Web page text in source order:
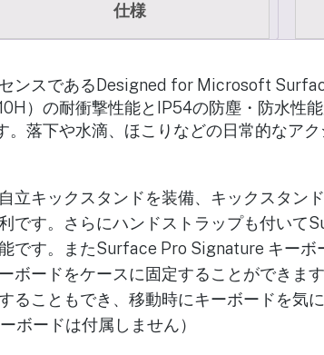
仕様
ンスであるDesigned for Microsoft
）の耐衝撃性能とIP54の防塵・防水性
。落下や水滴、ほこりなどの日常的なア
立キックスタンドを装備、キックスタン
です。さらにハンドストラップも付いて
です。またSurface Pro Signature キーボ
ボードをケースに固定することができま
ることもでき、移動時にキーボードを気
ボードは付属しません）